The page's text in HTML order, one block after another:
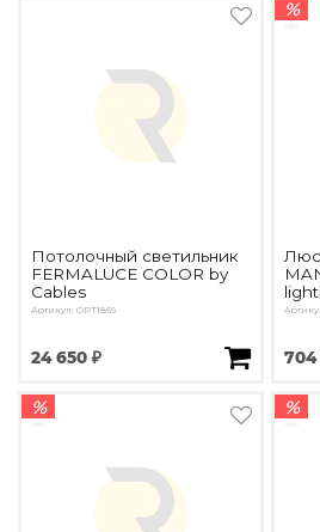
Потолочный светильник
FERMALUCE COLOR by
Cables
Артикул: OPT1869
24 650 ₽
%
704
% %